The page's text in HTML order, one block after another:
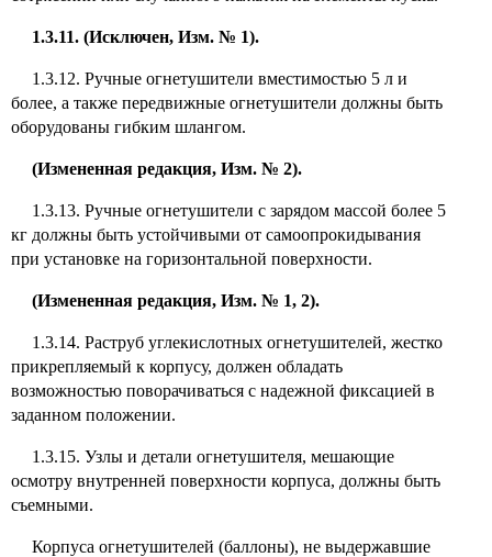
1.3.11. (Исключен, Изм. № 1).
1.3.12. Ручные огнетушители вместимостью 5 л и
более, а также передвижные огнетушители должны быть
оборудованы гибким шлангом.
(Измененная редакция, Изм. № 2).
1.3.13. Ручные огнетушители с зарядом массой более 5
кг должны быть устойчивыми от самоопрокидывания
при установке на горизонтальной поверхности.
(Измененная редакция, Изм. № 1, 2).
1.3.14. Раструб углекислотных огнетушителей, жестко
прикрепляемый к корпусу, должен обладать
возможностью поворачиваться с надежной фиксацией в
заданном положении.
1.3.15. Узлы и детали огнетушителя, мешающие
осмотру внутренней поверхности корпуса, должны быть
съемными.
Корпуса огнетушителей (баллоны), не выдержавшие